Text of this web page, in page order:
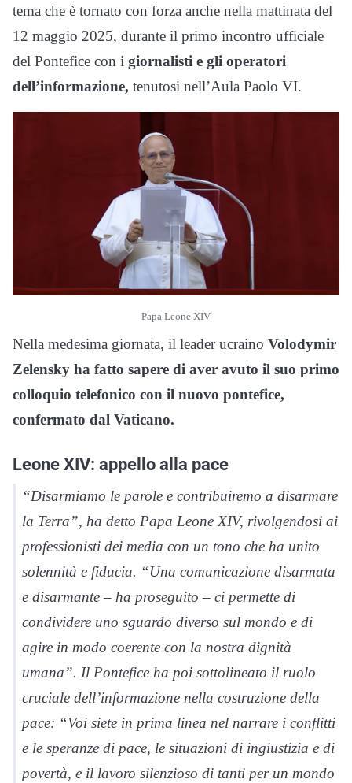
tema che è tornato con forza anche nella mattinata del
12 maggio 2025, durante il primo incontro ufficiale
del Pontefice con i giornalisti e gli operatori
dell’informazione, tenutosi nell’Aula Paolo VI.
Papa Leone XIV
Nella medesima giornata, il leader ucraino Volodymir
Zelensky ha fatto sapere di aver avuto il suo primo
colloquio telefonico con il nuovo pontefice,
confermato dal Vaticano.
Leone XIV: appello alla pace
“Disarmiamo le parole e contribuiremo a disarmare
la Terra”, ha detto Papa Leone XIV, rivolgendosi ai
professionisti dei media con un tono che ha unito
solennità e fiducia. “Una comunicazione disarmata
e disarmante – ha proseguito – ci permette di
condividere uno sguardo diverso sul mondo e di
agire in modo coerente con la nostra dignità
umana”. Il Pontefice ha poi sottolineato il ruolo
cruciale dell’informazione nella costruzione della
pace: “Voi siete in prima linea nel narrare i conflitti
e le speranze di pace, le situazioni di ingiustizia e di
povertà, e il lavoro silenzioso di tanti per un mondo